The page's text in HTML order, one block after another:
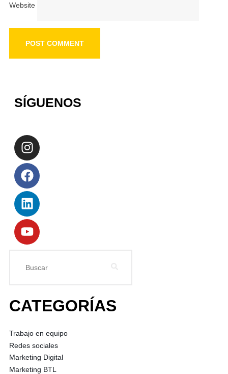
Website
SÍGUENOS
CATEGORÍAS
Trabajo en equipo
Redes sociales
Marketing Digital
Marketing BTL